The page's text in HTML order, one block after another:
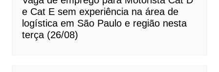
e Cat E sem experiência na área de
logística em São Paulo e região nesta
terça (26/08)